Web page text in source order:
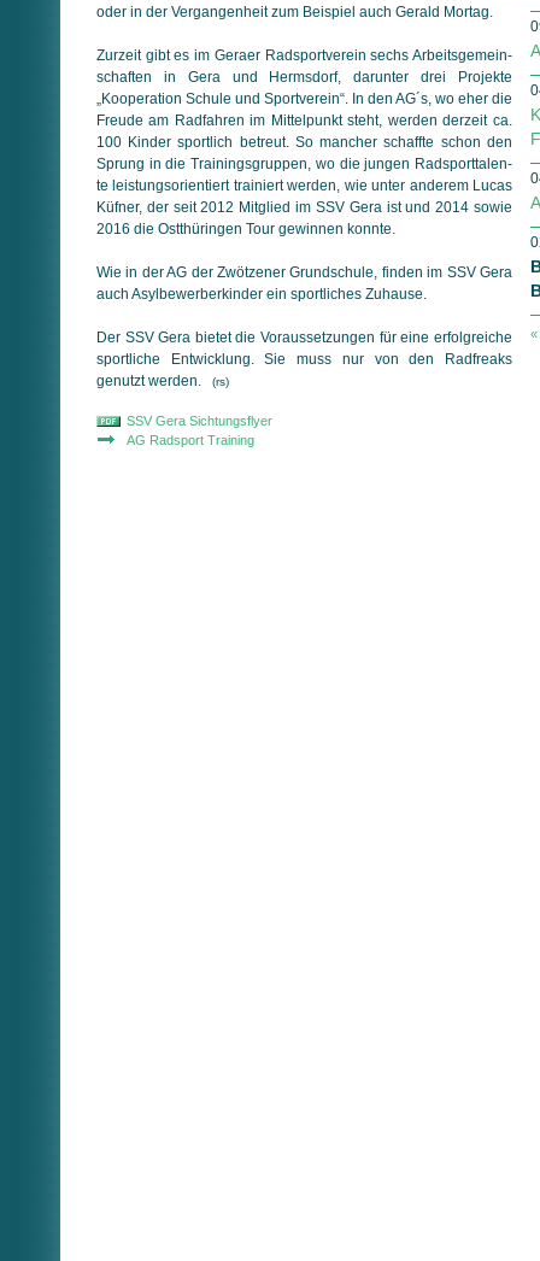
oder in der Vergangenheit zum Beispiel auch Gerald Mortag.
Zurzeit gibt es im Geraer Radsportverein sechs Arbeits­ge­mein­
schaften in Gera und Hermsdorf, darunter drei Projekte
„Kooperation Schule und Sportverein“. In den AG´s, wo eher die
Freude am Radfahren im Mittelpunkt steht, werden derzeit ca.
100 Kinder sportlich betreut. So mancher schaffte schon den
Sprung in die Trainingsgruppen, wo die jungen Rad­sport­ta­len­
te leistungsorientiert trainiert werden, wie unter anderem Lucas
Küfner, der seit 2012 Mitglied im SSV Gera ist und 2014 sowie
2016 die Ostthüringen Tour gewinnen konnte.
Wie in der AG der Zwötzener Grundschule, finden im SSV Gera
auch Asylbewerberkinder ein sportliches Zuhause.
Der SSV Gera bietet die Voraussetzungen für eine erfolgreiche
sportliche Entwicklung. Sie muss nur von den Radfreaks
genutzt werden.
(rs)
SSV Gera Sichtungsflyer
AG Radsport Training
«